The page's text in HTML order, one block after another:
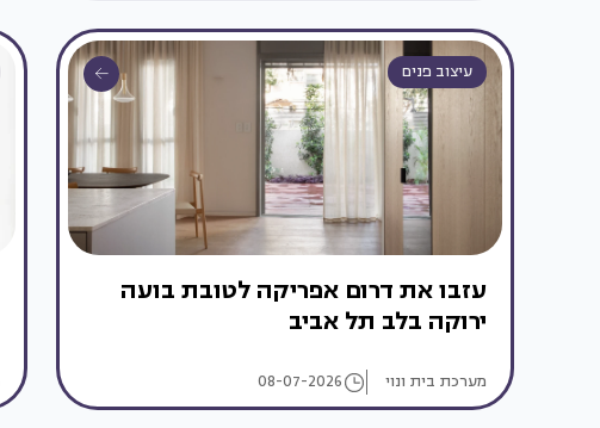
עיצוב פנים
עזבו את דרום אפריקה לטובת בועה
ירוקה בלב תל אביב
מערכת בית ונוי 08-07-2026